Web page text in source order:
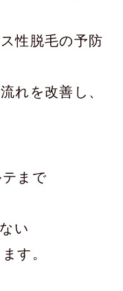
性脱毛の予防
れを改善し、
まで
い
す。